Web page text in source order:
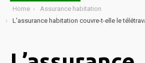
Home
Assurance habitation
L’assurance habitation couvre-t-elle le